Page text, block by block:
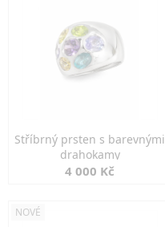
Stříbrný prsten s barevnými
drahokamy
4 000 Kč
NOVÉ